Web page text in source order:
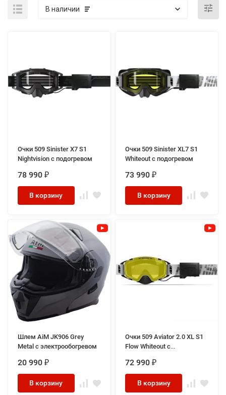
В наличии
Очки 509 Sinister X7 S1
Nightvision с подогревом
78 990 ₽
В корзину
Очки 509 Sinister XL7 S1
Whiteout с подогревом
73 990 ₽
В корзину
Шлем AiM JK906 Grey
Metal с электрообогревом
20 990 ₽
В корзину
Очки 509 Aviator 2.0 XL S1
Flow Whiteout с
72 990 ₽
В корзину